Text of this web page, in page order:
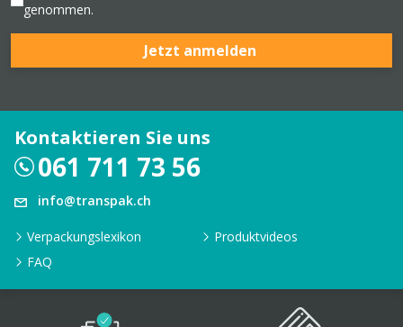
genommen.
Jetzt anmelden
Kontaktieren Sie uns
061 711 73 56
info@transpak.ch
Verpackungslexikon
Produktvideos
FAQ